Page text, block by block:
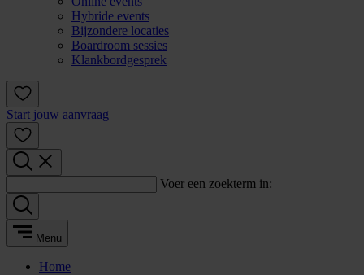
Hybride events
Bijzondere locaties
Boardroom sessies
Klankbordgesprek
Start jouw aanvraag
Voer een zoekterm in:
Menu
Home